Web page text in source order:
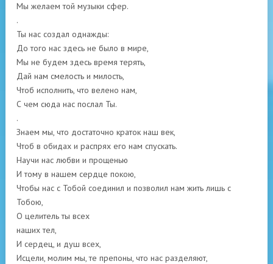
Мы желаем той музыки сфер.
.
Ты нас создал однажды:
До того нас здесь не было в мире,
Мы не будем здесь время терять,
Дай нам смелость и милость,
Чтоб исполнить, что велено нам,
С чем сюда нас послал Ты.
.
Знаем мы, что достаточно краток наш век,
Чтоб в обидах и распрях его нам спускать.
Научи нас любви и прощенью
И тому в нашем сердце покою,
Чтобы нас с Тобой соединил и позволил нам жить лишь с
Тобою,
О целитель ты всех
наших тел,
И сердец, и душ всех,
Исцели, молим мы, те препоны, что нас разделяют,